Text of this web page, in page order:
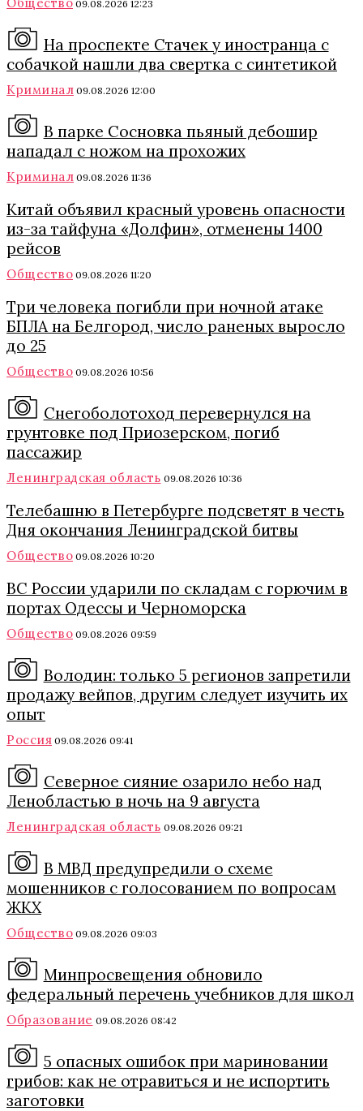
09.08.2026 12:23
На проспекте Стачек у иностранца с
собачкой нашли два свертка с синтетикой
Криминал 09.08.2026 12:00
В парке Сосновка пьяный дебошир
нападал с ножом на прохожих
Криминал 09.08.2026 11:36
Китай объявил красный уровень опасности
из-за тайфуна «Долфин», отменены 1400
рейсов
Общество 09.08.2026 11:20
Три человека погибли при ночной атаке
БПЛА на Белгород, число раненых выросло
до 25
Общество 09.08.2026 10:56
Снегоболотоход перевернулся на
грунтовке под Приозерском, погиб
пассажир
Ленинградская область 09.08.2026 10:36
Телебашню в Петербурге подсветят в честь
Дня окончания Ленинградской битвы
Общество 09.08.2026 10:20
ВС России ударили по складам с горючим в
портах Одессы и Черноморска
Общество 09.08.2026 09:59
Володин: только 5 регионов запретили
продажу вейпов, другим следует изучить их
опыт
Россия 09.08.2026 09:41
Северное сияние озарило небо над
Ленобластью в ночь на 9 августа
Ленинградская область 09.08.2026 09:21
В МВД предупредили о схеме
мошенников с голосованием по вопросам
ЖКХ
Общество 09.08.2026 09:03
Минпросвещения обновило
федеральный перечень учебников для школ
Образование 09.08.2026 08:42
5 опасных ошибок при мариновании
грибов: как не отравиться и не испортить
заготовки